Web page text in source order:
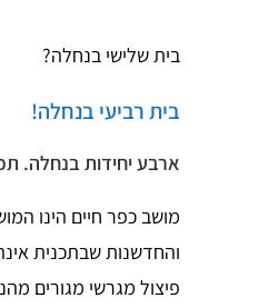
בית שלישי בנחלה?
בית רביעי בנחלה!
ארבע יחידות בנחלה.
מושב כפר חיים הינו
פיצול מגרשי מגורים